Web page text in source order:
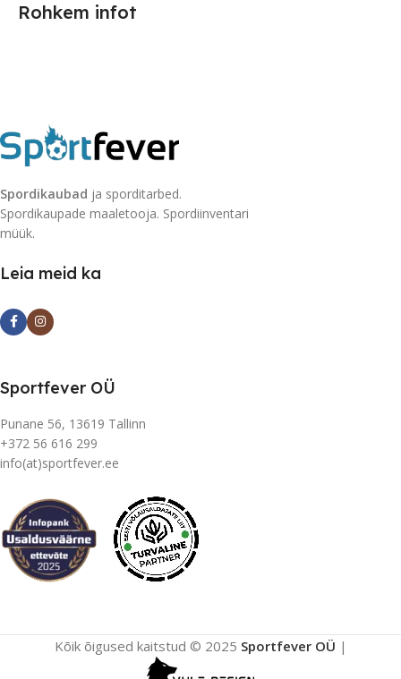
Rohkem infot
Spordikaubad ja sporditarbed.
Spordikaupade maaletooja. Spordiinventari
müük.
Leia meid ka
Sportfever OÜ
Punane 56, 13619 Tallinn
+372 56 616 299
info(at)sportfever.ee
Kõik õigused kaitstud © 2025 Sportfever OÜ |